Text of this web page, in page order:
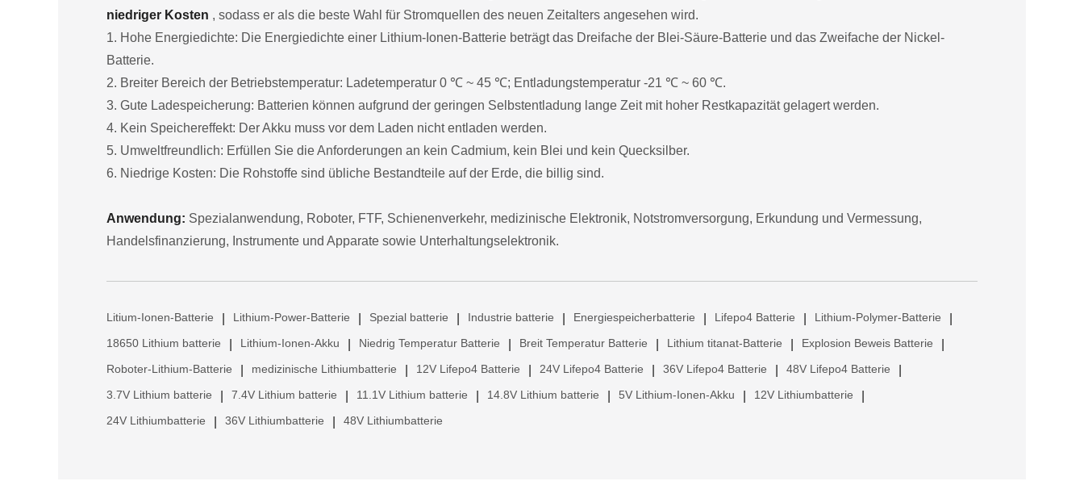
niedriger Kosten , sodass er als die beste Wahl für Stromquellen des neuen Zeitalters angesehen wird.
1. Hohe Energiedichte: Die Energiedichte einer Lithium-Ionen-Batterie beträgt das Dreifache der Blei-Säure-Batterie und das Zweifache der Nickel-
Batterie.
2. Breiter Bereich der Betriebstemperatur: Ladetemperatur 0 ℃ ~ 45 ℃; Entladungstemperatur -21 ℃ ~ 60 ℃.
3. Gute Ladespeicherung: Batterien können aufgrund der geringen Selbstentladung lange Zeit mit hoher Restkapazität gelagert werden.
4. Kein Speichereffekt: Der Akku muss vor dem Laden nicht entladen werden.
5. Umweltfreundlich: Erfüllen Sie die Anforderungen an kein Cadmium, kein Blei und kein Quecksilber.
6. Niedrige Kosten: Die Rohstoffe sind übliche Bestandteile auf der Erde, die billig sind.
Anwendung: Spezialanwendung, Roboter, FTF, Schienenverkehr, medizinische Elektronik, Notstromversorgung, Erkundung und Vermessung,
Handelsfinanzierung, Instrumente und Apparate sowie Unterhaltungselektronik.
Litium-Ionen-Batterie Lithium-Power-Batterie Spezial batterie Industrie batterie Energiespeicherbatterie Lifepo4 Batterie Lithium-Polymer-Batterie
18650 Lithium batterie Lithium-Ionen-Akku Niedrig Temperatur Batterie Breit Temperatur Batterie Lithium titanat-Batterie Explosion Beweis Batterie
Roboter-Lithium-Batterie medizinische Lithiumbatterie 12V Lifepo4 Batterie 24V Lifepo4 Batterie 36V Lifepo4 Batterie 48V Lifepo4 Batterie
3.7V Lithium batterie 7.4V Lithium batterie 11.1V Lithium batterie 14.8V Lithium batterie 5V Lithium-Ionen-Akku 12V Lithiumbatterie
24V Lithiumbatterie 36V Lithiumbatterie 48V Lithiumbatterie